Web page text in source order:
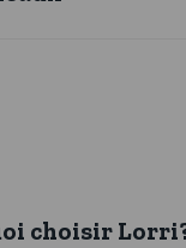
choisir